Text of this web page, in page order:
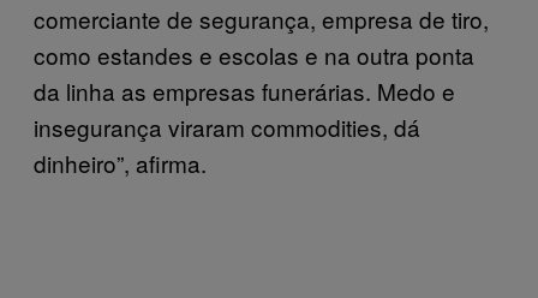
comerciante de segurança, empresa de tiro,
como estandes e escolas e na outra ponta
da linha as empresas funerárias. Medo e
insegurança viraram commodities, dá
dinheiro”, afirma.